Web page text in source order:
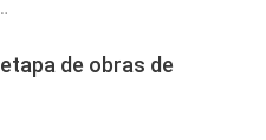
de obras de